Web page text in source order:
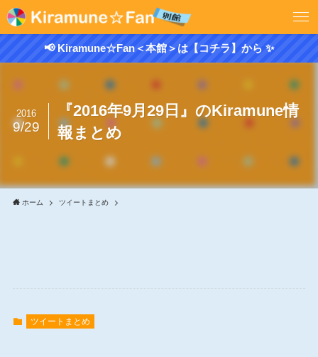
📢 Kiramune☆Fan＜本館＞は【コチラ】から ✨
『2016年9月29日』のKiramune情
報まとめ
2016
9/29
ホーム ツイートまとめ
ツイートまとめ